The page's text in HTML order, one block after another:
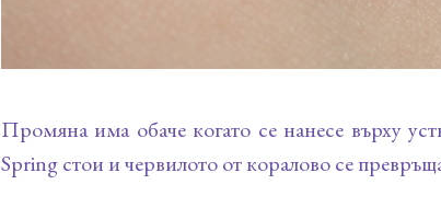
Промяна има обаче когато се нанесе върху
Spring стои и червилото от коралово се